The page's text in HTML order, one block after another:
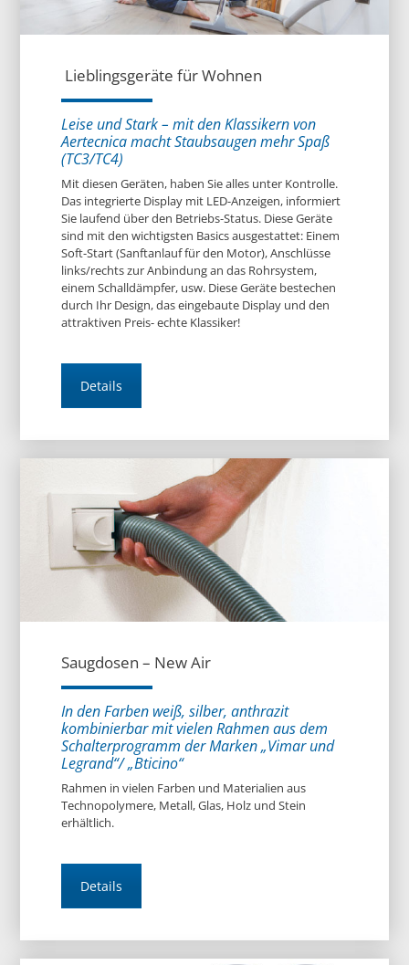
Lieblingsgeräte für Wohnen
Leise und Stark – mit den Klassikern von
Aertecnica macht Staubsaugen mehr Spaß
(TC3/TC4)
Mit diesen Geräten, haben Sie alles unter Kontrolle.
Das integrierte Display mit LED-Anzeigen, informiert
Sie laufend über den Betriebs-Status. Diese Geräte
sind mit den wichtigsten Basics ausgestattet: Einem
Soft-Start (Sanftanlauf für den Motor), Anschlüsse
links/rechts zur Anbindung an das Rohrsystem,
einem Schalldämpfer, usw. Diese Geräte bestechen
durch Ihr Design, das eingebaute Display und den
attraktiven Preis- echte Klassiker!
Details
Saugdosen – New Air
In den Farben weiß, silber, anthrazit
kombinierbar mit vielen Rahmen aus dem
Schalterprogramm der Marken „Vimar und
Legrand“/ „Bticino“
Rahmen in vielen Farben und Materialien aus
Technopolymere, Metall, Glas, Holz und Stein
erhältlich.
Details